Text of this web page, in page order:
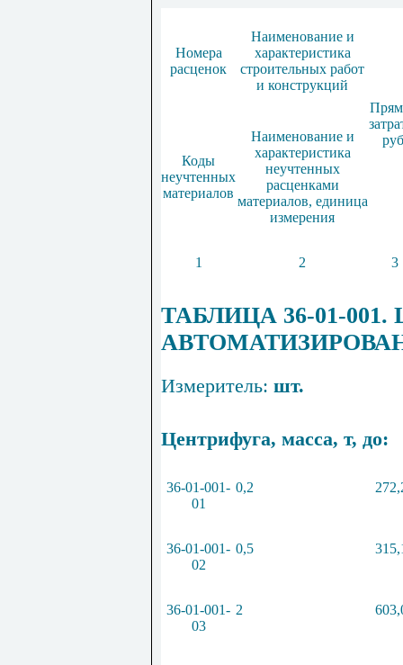
Номера
расценок
Наименование и
характеристика
строительных работ
и конструкций
Коды
неучтенных
материалов
Наименование и
характеристика
неучтенных
расценками
материалов, единица
измерения
1 2 3
ТАБЛИЦА 36-01-
Измеритель: шт.
Центрифуга, масса, т, до:
36-01-001-
01
0,2
36-01-001-
02
0,5
36-01-001-
03
2